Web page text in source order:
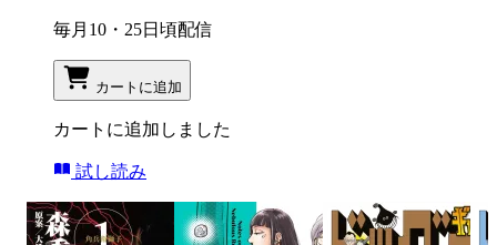
毎月10・25日頃配信
カートに追加
カートに追加しました
試し読み